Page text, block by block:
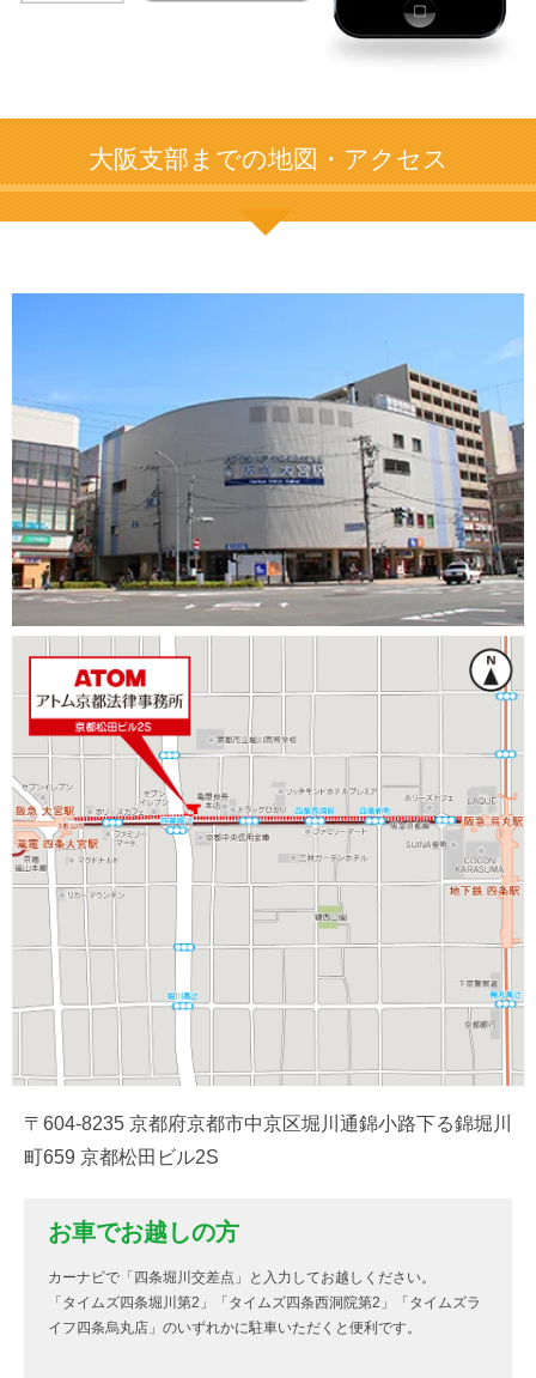
大阪支部までの地図・アクセス
〒604-8235 京都府京都市中京区堀川通錦小路下る錦堀川
町659 京都松田ビル2S
お車でお越しの方
カーナビで「四条堀川交差点」と入力してお越しください。
「タイムズ四条堀川第2」「タイムズ四条西洞院第2」「タイムズラ
イフ四条烏丸店」のいずれかに駐車いただくと便利です。